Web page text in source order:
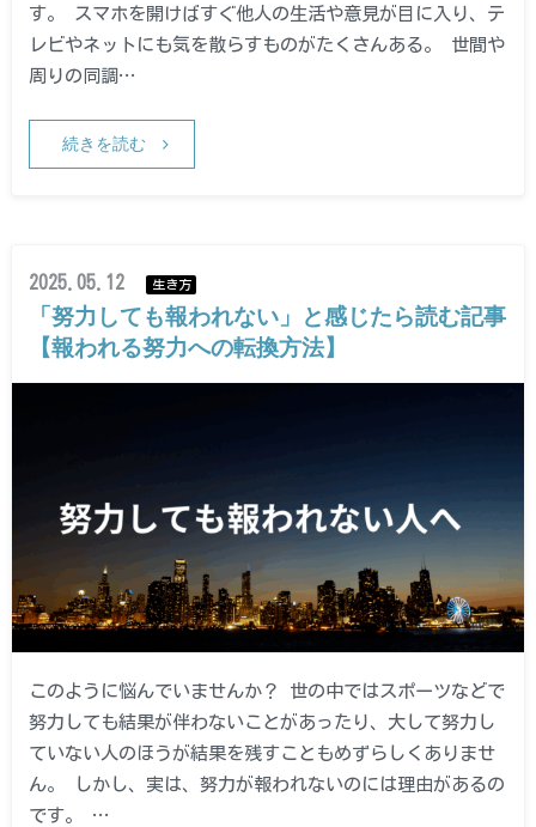
す。 スマホを開けばすぐ他人の生活や意見が目に入り、テ
レビやネットにも気を散らすものがたくさんある。 世間や
周りの同調…
続きを読む
2025.05.12 生き方
「努力しても報われない」と感じたら読む記事
【報われる努力への転換方法】
このように悩んでいませんか？ 世の中ではスポーツなどで
努力しても結果が伴わないことがあったり、大して努力し
ていない人のほうが結果を残すこともめずらしくありませ
ん。 しかし、実は、努力が報われないのには理由があるの
です。 …